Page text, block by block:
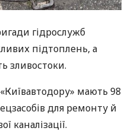
гідрослужб
підтоплень, а
зливостоки.
мають 98
для ремонту й
каналізації.